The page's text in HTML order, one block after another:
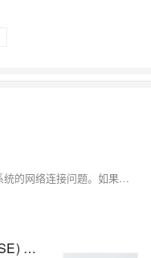
以上步骤通常可以帮助解决大多数Ubuntu系统的网络连接问题。如果问题仍然存在，可能需要更深入的诊断，或考虑联系网络管理员或专业技术人员。
Cisco Identity Services Engine (ISE) 3.5 发布 - 基于身份的网络访问控制和策略实施系统